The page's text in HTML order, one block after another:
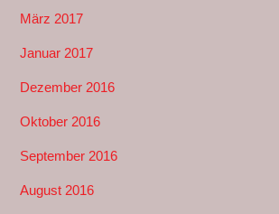
März 2017
Januar 2017
Dezember 2016
Oktober 2016
September 2016
August 2016